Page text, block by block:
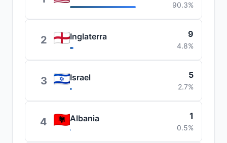
90.3%
2 Inglaterra 9
4.8%
3 Israel 5
2.7%
4 Albania 1
0.5%